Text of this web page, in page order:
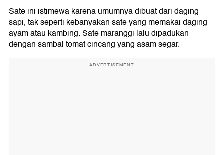
Sate ini istimewa karena umumnya dibuat dari daging
sapi, tak seperti kebanyakan sate yang memakai daging
ayam atau kambing. Sate maranggi lalu dipadukan
dengan sambal tomat cincang yang asam segar.
ADVERTISEMENT